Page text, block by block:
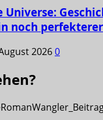
Universe:
noch
20260